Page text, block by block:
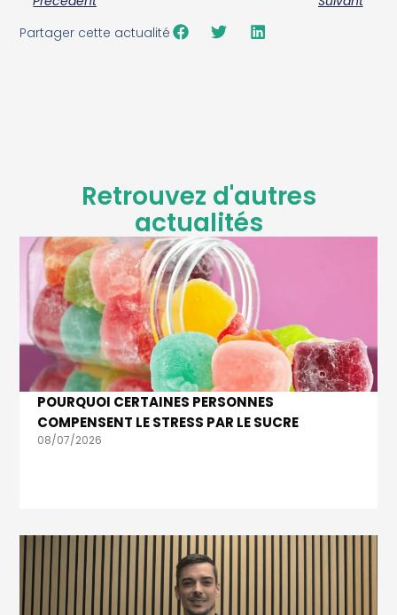
Partager cette actualité
Retrouvez d'autres
actualités
POURQUOI CERTAINES PERSONNES
COMPENSENT LE STRESS PAR LE SUCRE
08/07/2026